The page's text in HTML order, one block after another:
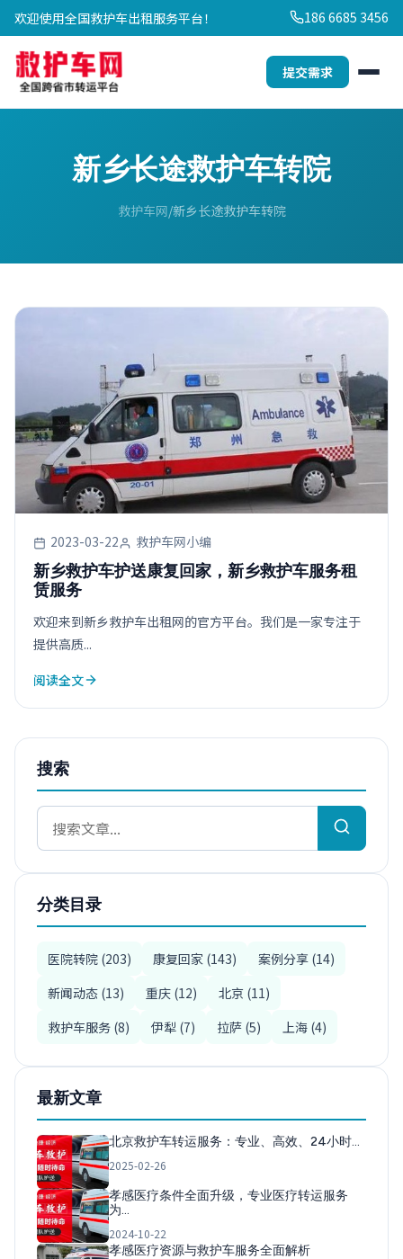
欢迎使用全国救护车出租服务平台！ 186 6685 3456
提交需求
新乡长途救护车转院
救护车网 新乡长途救护车转院
2023-03-22 救护车网小编
新乡救护车护送康复回家，新乡救护车服务租
赁服务
欢迎来到新乡救护车出租网的官方平台。我们是一家专注于
提供高质...
阅读全文
搜索
分类目录
医院转院 (203) 康复回家 (143)
案例分享 (14)
新闻动态 (13)
重庆 (12)
北京 (11)
救护车服务 (8)
伊犁 (7) 拉萨 (5) 上海 (4)
最新文章
北京救护车转运服务：专业、高效、24小时…
2025-02-26
孝感医疗条件全面升级，专业医疗转运服务
为…
2024-10-22
孝感医疗资源与救护车服务全面解析